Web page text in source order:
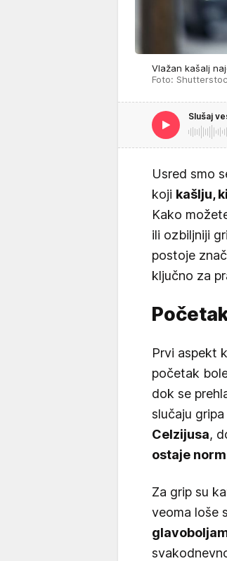
Vlažan kašalj
Foto:
Slušaj
Usred smo
koji kašlju,
Kako
ili ozbiljniji
postoje
ključno za
Prvi aspekt
početak
dok se
slučaju gripa
Celzijusa,
ostaje
Za grip su
veoma loše